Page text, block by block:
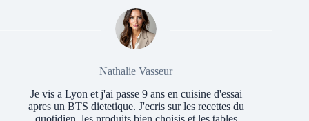
Nathalie Vasseur
Je vis a Lyon et j'ai passe 9 ans en cuisine d'essai
apres un BTS dietetique. J'ecris sur les recettes du
quotidien, les produits bien choisis et les tables